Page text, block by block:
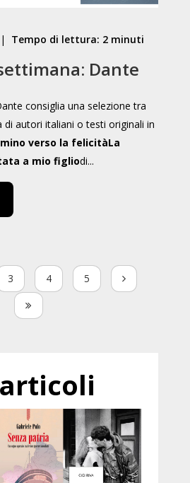
| Tempo di lettura: 2 minuti
Dante
consiglia una selezione tra
di autori italiani o testi originali in
verso la felicitàLa
a mio figliodi...
3 4 5